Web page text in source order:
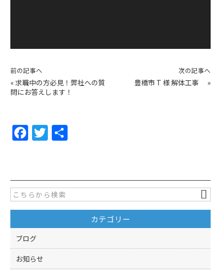
前の記事へ
« 求職中の方必見！弊社への質
問にお答えします！
次の記事へ
豊橋市 T 様 解体工事 »
F
a
e
b
o
o
k
T
w
er
カテゴリー
ブログ
お知らせ